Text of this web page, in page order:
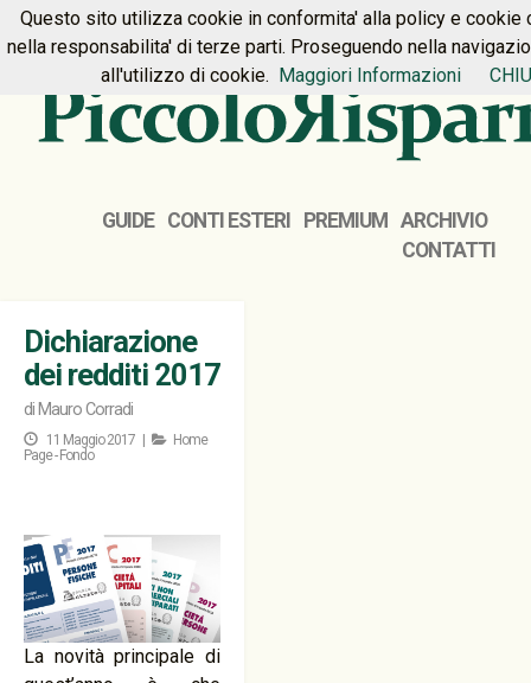
HOME PREMIUM CONTATTI
GUIDE CONTI ESTERI PREMIUM
ARCHIVIO
CONTATTI
Dichiarazione
dei redditi 2017
di Mauro Corradi
11 Maggio 2017 |
Home
Page - Fondo
La novità principale di
Questo sito utilizza cookie in conformita' alla policy e cookie
nella responsabilita' di terze parti. Proseguendo nella
all'utilizzo di cookie. Maggiori Informazioni